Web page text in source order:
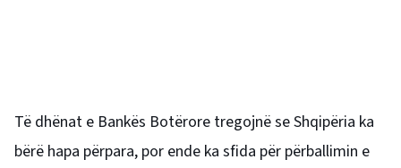
Të dhënat e Bankës Botërore tregojnë se Shqipëria ka
bërë hapa përpara, por ende ka sfida për përballimin e